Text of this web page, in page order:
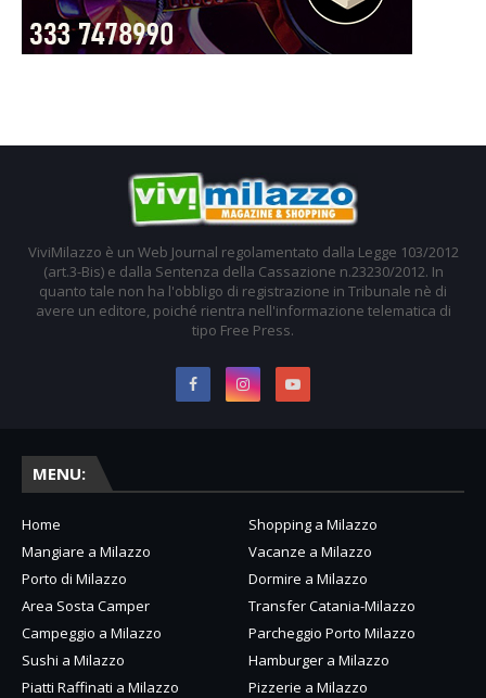
ViviMilazzo è un Web Journal regolamentato dalla Legge 103/2012
(art.3-Bis) e dalla Sentenza della Cassazione n.23230/2012. In
quanto tale non ha l'obbligo di registrazione in Tribunale nè di
avere un editore, poiché rientra nell'informazione telematica di
tipo Free Press.
MENU:
Home
Shopping a Milazzo
Mangiare a Milazzo
Vacanze a Milazzo
Porto di Milazzo
Dormire a Milazzo
Area Sosta Camper
Transfer Catania-Milazzo
Campeggio a Milazzo
Parcheggio Porto Milazzo
Sushi a Milazzo
Hamburger a Milazzo
Piatti Raffinati a Milazzo
Pizzerie a Milazzo